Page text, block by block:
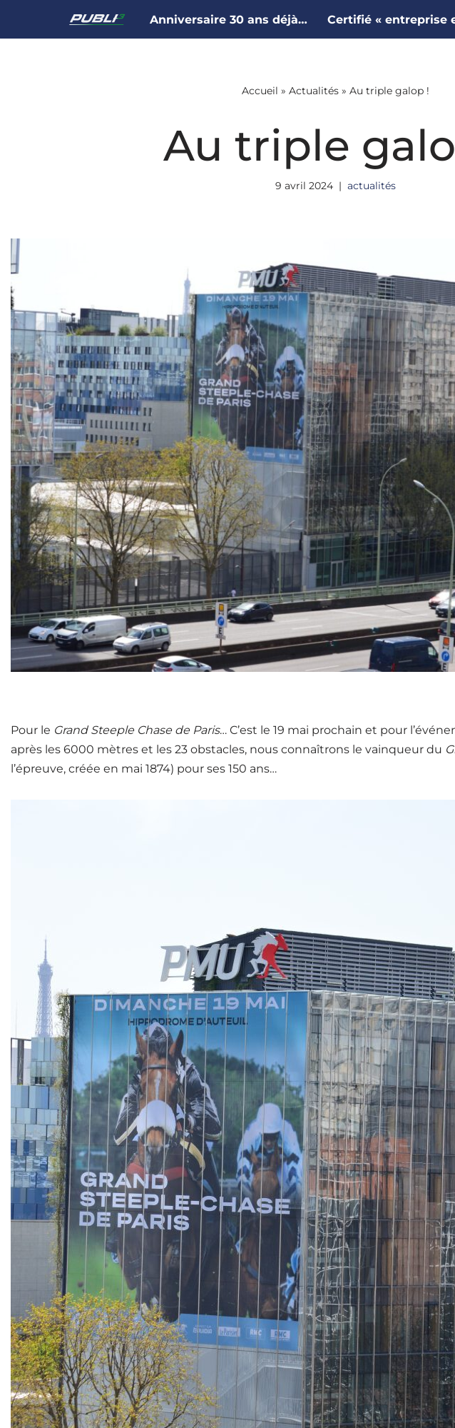
Aller
Anniversaire 30 ans déjà… Certifié « entreprise
Accueil » Actualités» Au triple galop !
Au triple
9 avril 2024 actualités
Pour le Grand Steeple Chase de Paris… C’est le 19 mai prochain et pour
après les 6000 mètres et les 23 obstacles, nous connaîtrons le vainqueur du
l’épreuve, créée en mai 1874) pour ses 150 ans…